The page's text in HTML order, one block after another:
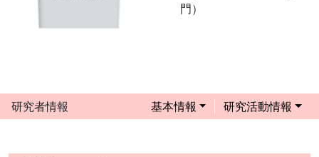
門）
研究者情報 基本情報 研究活動情報